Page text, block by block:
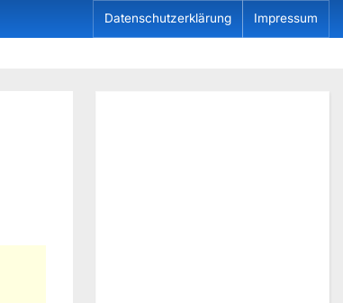
Datenschutzerklärung Impressum